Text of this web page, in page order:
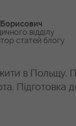
відділу
статей блогу
в Польщу.
Підготовка